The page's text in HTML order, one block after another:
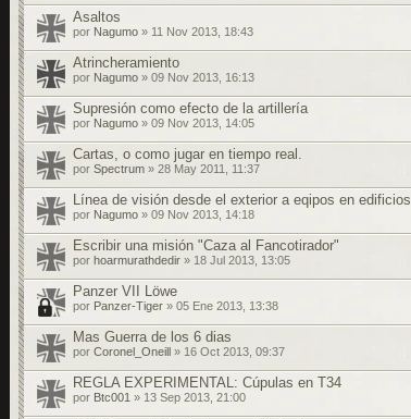
Asaltos
por Nagumo » 11 Nov 2013, 18:43
Atrincheramiento
por Nagumo » 09 Nov 2013, 16:13
Supresión como efecto de la artillería
por Nagumo » 09 Nov 2013, 14:05
Cartas, o como jugar en tiempo real.
por Spectrum » 28 May 2011, 11:37
Línea de visión desde el exterior a eqipos en edificios
por Nagumo » 09 Nov 2013, 14:18
Escribir una misión "Caza al Fancotirador"
por hoarmurathdedir » 18 Jul 2013, 13:05
Panzer VII Löwe
por Panzer-Tiger » 05 Ene 2013, 13:38
Mas Guerra de los 6 dias
por Coronel_Oneill » 16 Oct 2013, 09:37
REGLA EXPERIMENTAL: Cúpulas en T34
por Btc001 » 13 Sep 2013, 21:00